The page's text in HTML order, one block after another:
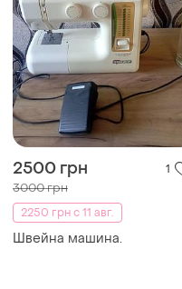
2500 грн 1
3000 грн
2250 грн с 11 авг.
Швейна машина.